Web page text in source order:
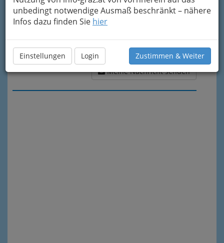
unbedingt notwendige Ausmaß beschränkt – nähere
Infos dazu finden Sie hier
Einstellungen Login Zustimmen & Weiter
Meine Nachricht senden